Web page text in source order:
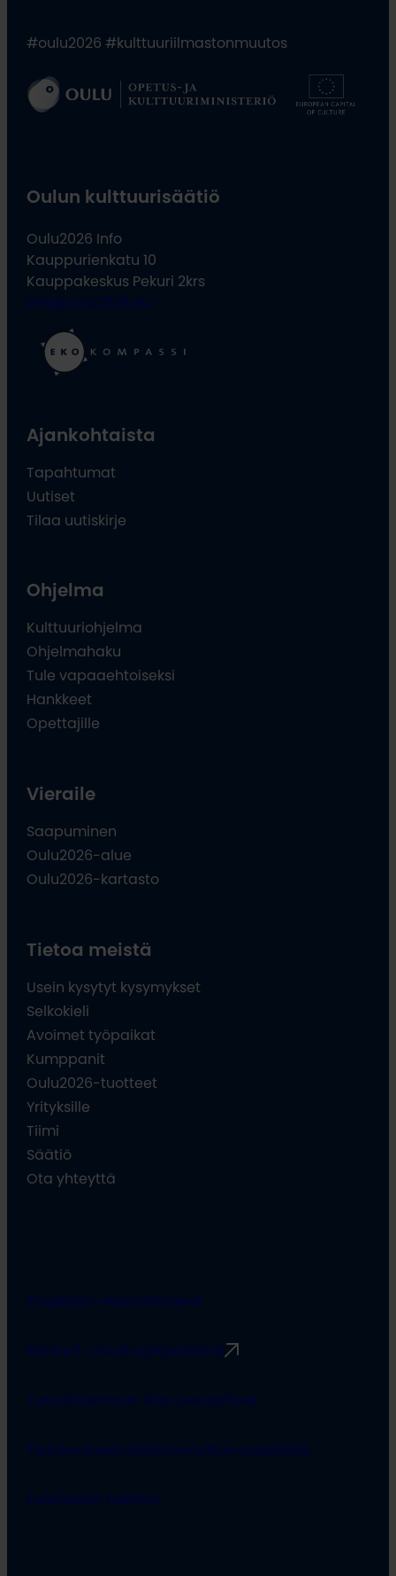
#oulu2026 #kulttuuriilmastonmuutos
Oulun kulttuurisäätiö
Oulu2026 Info
Kauppurienkatu 10
Kauppakeskus Pekuri 2krs
info@oulu2026.eu
Ajankohtaista
Tapahtumat
Uutiset
Tilaa uutiskirje
Ohjelma
Kulttuuriohjelma
Ohjelmahaku
Tule vapaaehtoiseksi
Hankkeet
Opettajille
Vieraile
Saapuminen
Oulu2026-alue
Oulu2026-kartasto
Tietoa meistä
Usein kysytyt kysymykset
Selkokieli
Avoimet työpaikat
Kumppanit
Oulu2026-tuotteet
Yrityksille
Tiimi
Säätiö
Ota yhteyttä
Projektien viestintäohjeet
Rimbert-avustusjärjestelmä
Turvallisemman tilan periaatteet
TietosuojaselosteSaavutettavuusseloste
Evästeiden hallinta